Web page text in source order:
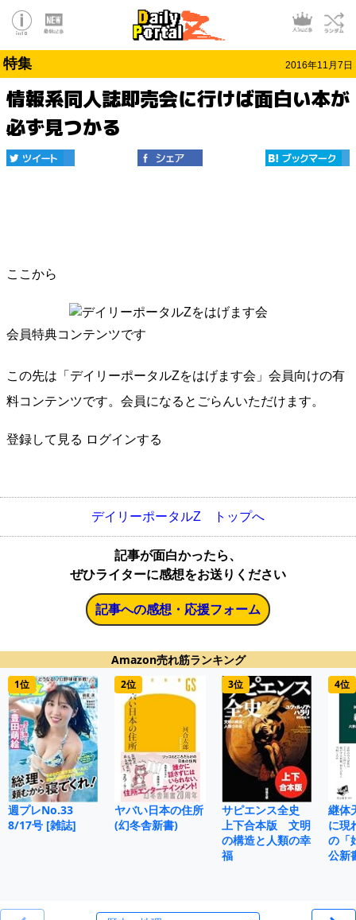
特集 2016年11月7日
情報系同人誌即売会に行けば面白い本が
必ず見つかる
ここから
会員特典コンテンツです
この先は「デイリーポータルZをはげます会」会員向けの有
料コンテンツです。会員になるとごらんいただけます。
登録して見る ログインする
デイリーポータルZ トップへ
記事が面白かったら、
ぜひライターに感想をお送りください
記事への感想・応援フォーム
Amazon売れ筋ランキング
1位
週プレNo.33
8/17号 [雑誌]
2位
ヤバい日本の住所
(幻冬舎新書)
3位
サピエンス全史
上下合本版 文明
の構造と人類の幸
福
4位
継体
に現
の「
公新